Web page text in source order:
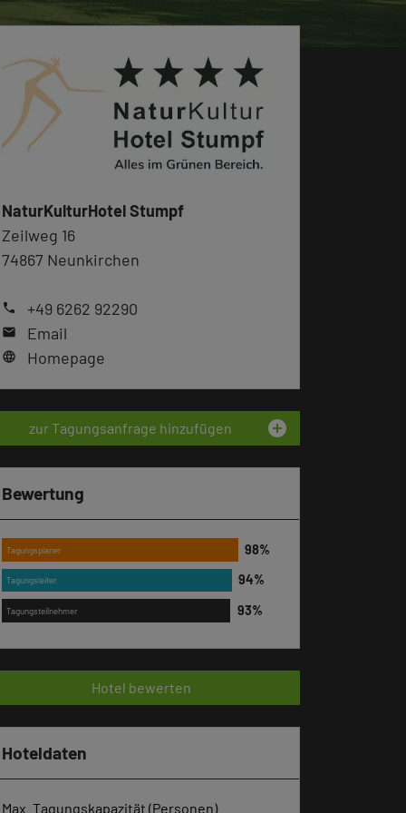
NaturKulturHotel Stumpf
Zeilweg 16
74867 Neunkirchen
phone +49 6262 92290
mail Email
language Homepage
zur Tagungsanfrage hinzufügen add_circle
Bewertung
Tagungsplaner
Tagungsleiter
Tagungsteilnehmer
Hotel bewerten
Hoteldaten
Max. Tagungskapazität (Personen)